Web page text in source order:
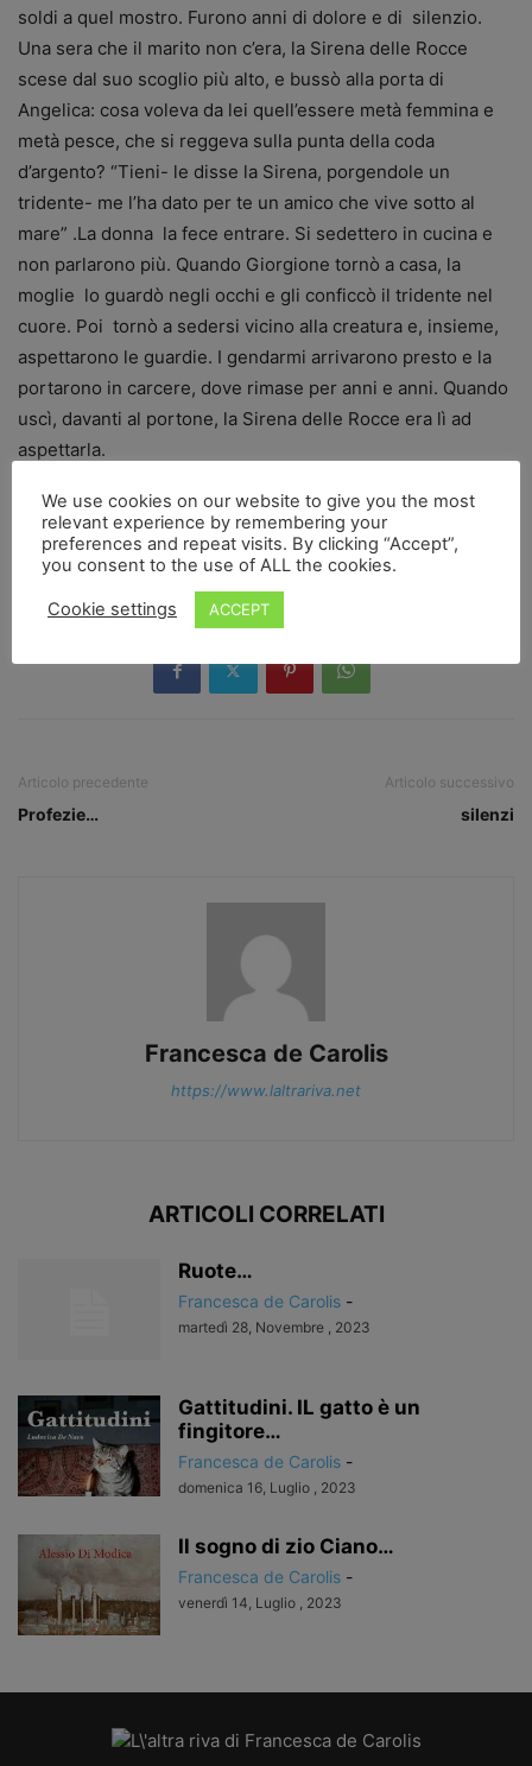
soldi a quel mostro. Furono anni di dolore e di silenzio.
Una sera che il marito non c’era, la Sirena delle Rocce
scese dal suo scoglio più alto, e bussò alla porta di
Angelica: cosa voleva da lei quell’essere metà femmina e
metà pesce, che si reggeva sulla punta della coda
d’argento? “Tieni- le disse la Sirena, porgendole un
tridente- me l’ha dato per te un amico che vive sotto al
mare” .La donna la fece entrare. Si sedettero in cucina e
non parlarono più. Quando Giorgione tornò a casa, la
moglie lo guardò negli occhi e gli conficcò il tridente nel
cuore. Poi tornò a sedersi vicino alla creatura e, insieme,
aspettarono le guardie. I gendarmi arrivarono presto e la
portarono in carcere, dove rimase per anni e anni. Quando
uscì, davanti al portone, la Sirena delle Rocce era lì ad
aspettarla.
Nota: La Sirena delle Rocce e’ una mia invenzione.
Angelica -che non si chiama così- l’ho conosciuta
veramente. Daniela Morandini
Articolo precedente
Profezie…
Articolo successivo
silenzi
Francesca de Carolis
https://www.laltrariva.net
ARTICOLI CORRELATI
Ruote…
Francesca de Carolis -
martedì 28, Novembre , 2023
Gattitudini. IL gatto è un
fingitore…
Francesca de Carolis -
domenica 16, Luglio , 2023
Il sogno di zio Ciano…
Francesca de Carolis -
venerdì 14, Luglio , 2023
We use cookies on our website to give you the most
relevant experience by remembering your
preferences and repeat visits. By clicking “Accept”,
you consent to the use of ALL the cookies.
Cookie settings ACCEPT